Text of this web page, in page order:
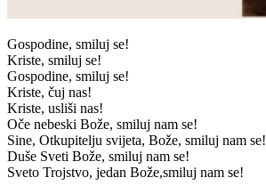
Gospodine, smiluj se!
Kriste, smiluj se!
Gospodine, smiluj se!
Kriste, čuj nas!
Kriste, usliši nas!
Oče nebeski Bože, smiluj nam se!
Sine, Otkupitelju svijeta, Bože, smiluj nam se!
Duše Sveti Bože, smiluj nam se!
Sveto Trojstvo, jedan Bože,smiluj nam se!